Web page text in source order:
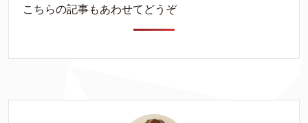
こちらの記事もあわせてどうぞ